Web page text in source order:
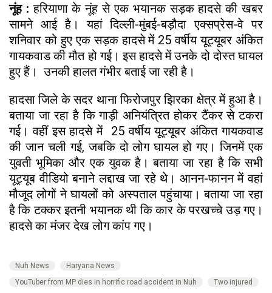
नूंह :हरियाणा के नूंह से एक भयानक सड़क हादसे की खबर
सामने आई है। यहां दिल्ली-मुंबई-बड़ौदा एक्सप्रेस-वे पर
शनिवार को हुए एक सड़क हादसे में 25 वर्षीय यूट्यूबर अंकित
गायकवाड की मौत हो गई। इस हादसे में उनके दो दोस्त घायल
हुए हैं। उनकी हालत गंभीर बताई जा रही है।
हादसा जिले के सदर थाना फिरोजपुर झिरका क्षेत्र में हुआ है।
बताया जा रहा है कि गाड़ी अनियंत्रित होकर टैंकर से टकरा
गई। वहीं इस हादसे में 25 वर्षीय यूट्यूबर अंकित गायकवाड
की जान चली गई, जबकि दो लोग घायल हो गए। जिनमें एक
युवती भूमिका और एक युवक है। बताया जा रहा है कि सभी
यूट्यूब वीडियो बनाने लद्दाख जा रहे थे। आनन-फानन में वहां
मौजूद लोगों ने घायलों को अस्पताल पहुंचाया। बताया जा रहा
है कि टक्कर इतनी भयानक थी कि कार के परखच्चे उड़ गए।
हादसे का मंजर देख लोग कांप गए।
Nuh News
Haryana News
YouTuber from MP dies in horrific road accident in Nuh
Two injured